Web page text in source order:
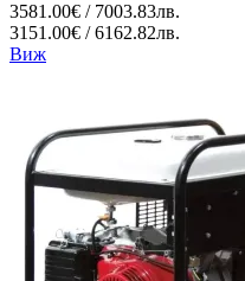
3581.00€ / 7003.83лв.
3151.00€ / 6162.82лв.
Виж